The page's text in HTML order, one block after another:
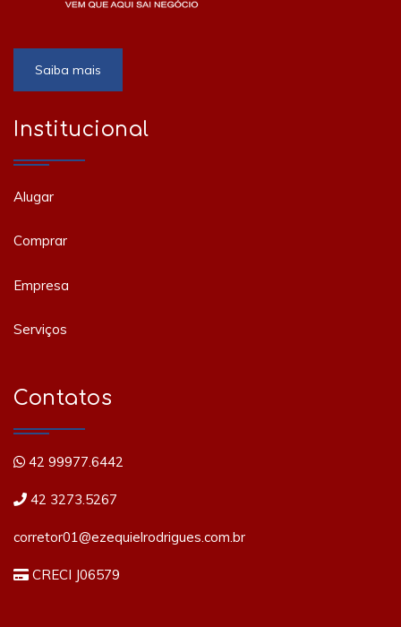
Saiba mais
Institucional
Alugar
Comprar
Empresa
Serviços
Contatos
42 99977.6442
42 3273.5267
corretor01@ezequielrodrigues.com.br
CRECI J06579